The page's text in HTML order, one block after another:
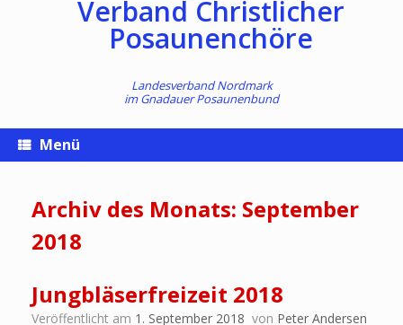
Verband Christlicher
Posaunenchöre
Landesverband Nordmark
imGnadauer Posaunenbund
Menü
Archiv des Monats: September
2018
Jungbläserfreizeit 2018
Veröffentlicht am 1. September 2018 von Peter Andersen